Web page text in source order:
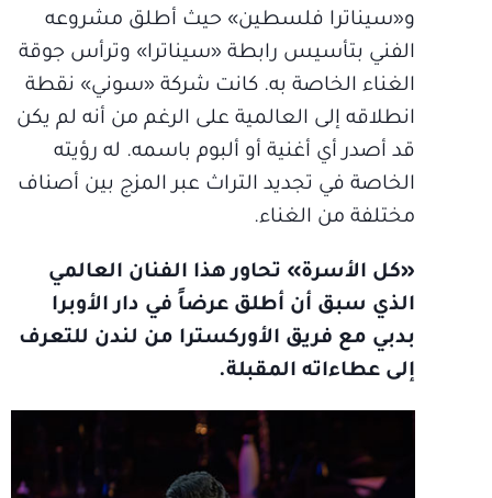
و«سيناترا فلسطين» حيث أطلق مشروعه
الفني بتأسيس رابطة «سيناترا» وترأس جوقة
الغناء الخاصة به. كانت شركة «سوني» نقطة
انطلاقه إلى العالمية على الرغم من أنه لم يكن
قد أصدر أي أغنية أو ألبوم باسمه. له رؤيته
الخاصة في تجديد التراث عبر المزج بين أصناف
مختلفة من الغناء.
«كل الأسرة» تحاور هذا الفنان العالمي
الذي سبق أن أطلق عرضاً في دار الأوبرا
بدبي مع فريق الأوركسترا من لندن للتعرف
إلى عطاءاته المقبلة.